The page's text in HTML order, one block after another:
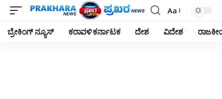
Font
Resizer
Aa
ಬ್ರೇಕಿಂಗ್ ನ್ಯೂಸ್ ಕರಾವಳಿ ಕರ್ನಾಟಕ ದೇಶ ವಿದೇಶ